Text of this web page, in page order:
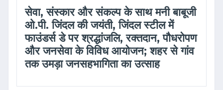
सेवा, संस्कार और संकल्प के साथ मनी बाबूजी
ओ.पी. जिंदल की जयंती, जिंदल स्टील में
फाउंडर्स डे पर श्रद्धांजलि, रक्तदान, पौधरोपण
और जनसेवा के विविध आयोजन; शहर से गांव
तक उमड़ा जनसहभागिता का उत्साह